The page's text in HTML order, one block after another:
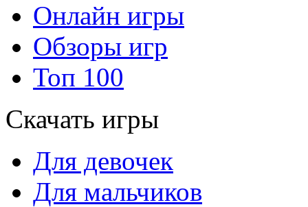
Онлайн игры
Обзоры игр
Топ 100
Скачать игры
Для девочек
Для мальчиков